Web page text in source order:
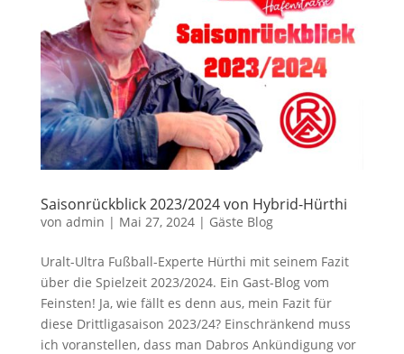
Saisonrückblick 2023/2024 von Hybrid-Hürthi
von admin | Mai 27, 2024| Gäste Blog
Uralt-Ultra Fußball-Experte Hürthi mit seinem Fazit
über die Spielzeit 2023/2024. Ein Gast-Blog vom
Feinsten! Ja, wie fällt es denn aus, mein Fazit für
diese Drittligasaison 2023/24? Einschränkend muss
ich voranstellen, dass man Dabros Ankündigung vor